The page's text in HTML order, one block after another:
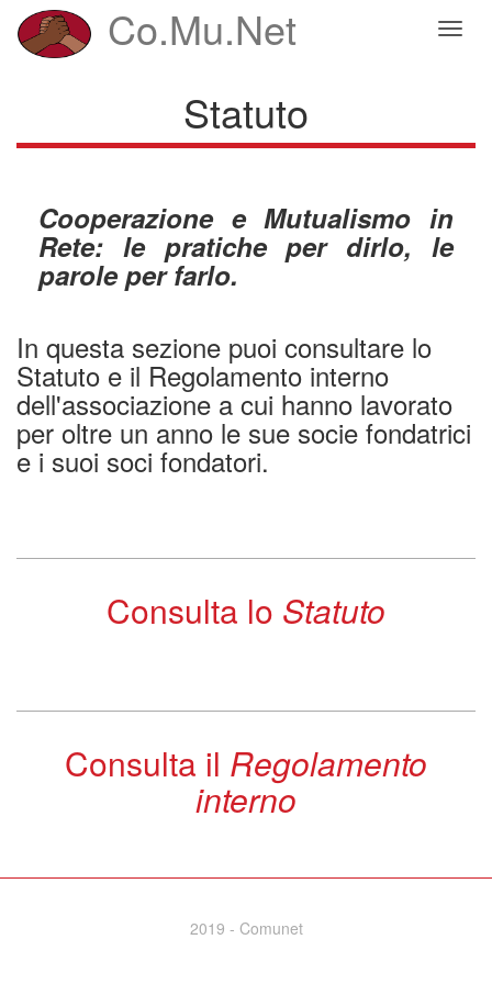
Salta
contenuto
Co.Mu.Net
Statuto
Cooperazione e Mutualismo in
Rete: le pratiche per dirlo, le
parole per farlo.
In questa sezione puoi consultare lo
Statuto e il Regolamento interno
dell'associazione a cui hanno lavorato
per oltre un anno le sue socie fondatrici
e i suoi soci fondatori.
Consulta lo Statuto
Consulta il Regolamento
interno
2019 - Comunet